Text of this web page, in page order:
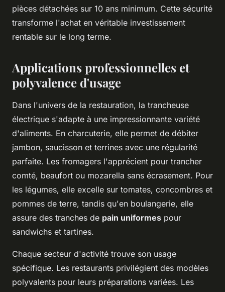
pièces détachées sur 10 ans minimum. Cette sécurité
transforme l'achat en véritable investissement
rentable sur le long terme.
Applications professionnelles et
polyvalence d'usage
Dans l'univers de la restauration, la trancheuse
électrique s'adapte à une impressionnante variété
d'aliments. En charcuterie, elle permet de débiter
jambon, saucisson et terrines avec une régularité
parfaite. Les fromagers l'apprécient pour trancher
comté, beaufort ou mozarella sans écrasement. Pour
les légumes, elle excelle sur tomates, concombres et
pommes de terre, tandis qu'en boulangerie, elle
assure des tranches de pain uniformes pour
sandwichs et tartines.
Chaque secteur d'activité trouve son usage
spécifique. Les restaurants privilégient des modèles
polyvalents pour leurs préparations variées. Les